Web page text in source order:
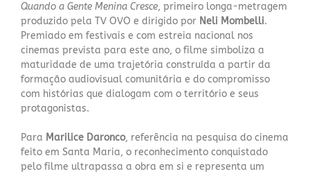
Quando a Gente Menina Cresce, primeiro longa-metragem
produzido pela TV OVO e dirigido por Neli Mombelli.
Premiado em festivais e com estreia nacional nos
cinemas prevista para este ano, o filme simboliza a
maturidade de uma trajetória construída a partir da
formação audiovisual comunitária e do compromisso
com histórias que dialogam com o território e seus
protagonistas.
Para Marilice Daronco, referência na pesquisa do cinema
feito em Santa Maria, o reconhecimento conquistado
pelo filme ultrapassa a obra em si e representa um